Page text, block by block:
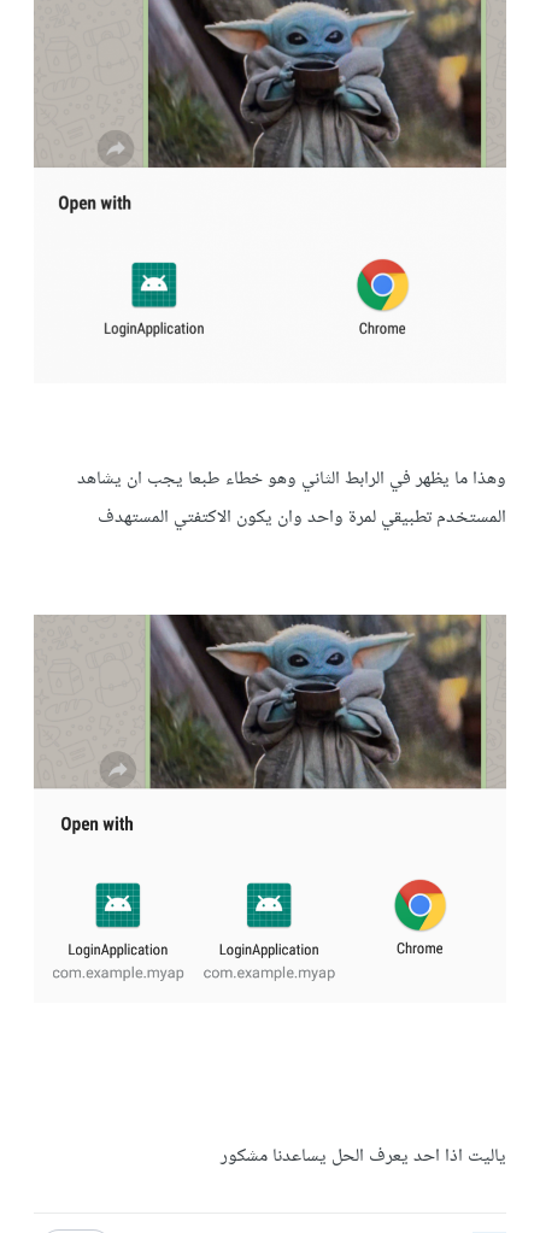
وهذا ما يظهر في الرابط الثاني وهو خطاء طبعا يجب ان يشاهد
المستخدم تطبيقي لمرة واحد وان يكون الاكتفتي المستهدف
ياليت اذا احد يعرف الحل يساعدنا مشكور